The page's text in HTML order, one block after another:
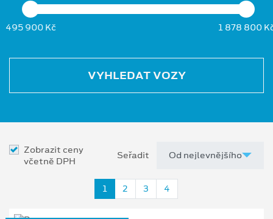
495 900 Kč 1 878 800
VYHLEDAT VOZY
Zobrazit ceny
včetně DPH
Seřadit
1 2 3 4